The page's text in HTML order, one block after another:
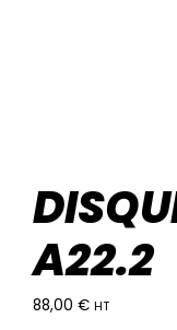
A22.2
88,00 € HT